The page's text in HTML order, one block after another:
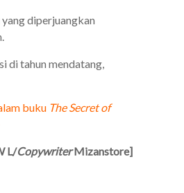
diperjuangkan
di tahun mendatang,
buku The Secret of
L/CopywriterMizanstore]